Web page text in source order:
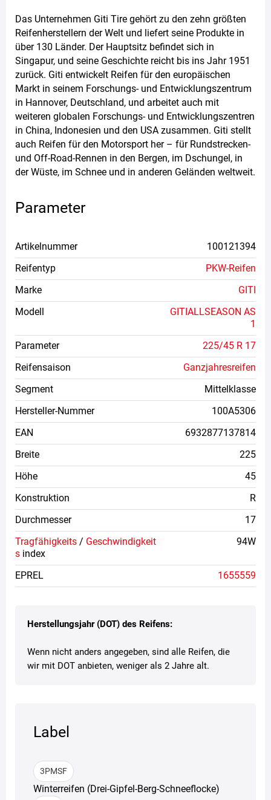
Das Unternehmen Giti Tire gehört zu den zehn größten
Reifenherstellern der Welt und liefert seine Produkte in
über 130 Länder. Der Hauptsitz befindet sich in
Singapur, und seine Geschichte reicht bis ins Jahr 1951
zurück. Giti entwickelt Reifen für den europäischen
Markt in seinem Forschungs- und Entwicklungszentrum
in Hannover, Deutschland, und arbeitet auch mit
weiteren globalen Forschungs- und Entwicklungszentren
in China, Indonesien und den USA zusammen. Giti stellt
auch Reifen für den Motorsport her – für Rundstrecken-
und Off-Road-Rennen in den Bergen, im Dschungel, in
der Wüste, im Schnee und in anderen Geländen weltweit.
Herstellungsjahr (DOT) des Reifens:
Wenn nicht anders angegeben, sind alle Reifen, die
wir mit DOT anbieten, weniger als 2 Jahre alt.
Label
3PMSF
Winterreifen (Drei-Gipfel-Berg-Schneeflocke)
Parameter
Artikelnummer
100121394
Reifentyp
PKW-Reifen
Marke
GITI
Modell
GITIALLSEASON AS
1
Parameter
225/45 R 17
Reifensaison
Ganzjahresreifen
Segment
Mittelklasse
Hersteller-Nummer
100A5306
EAN
6932877137814
Breite
225
Höhe
45
Konstruktion
R
Durchmesser
17
Tragfähigkeits / Geschwindigkeit
s index
94W
EPREL 1655559